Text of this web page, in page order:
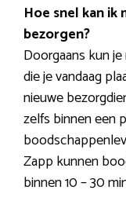
Hoe snel kan
bezorgen?
Doorgaans kun
die je vandaag
nieuwe
zelfs binnen een
Zapp kunnen
binnen 10 – 30